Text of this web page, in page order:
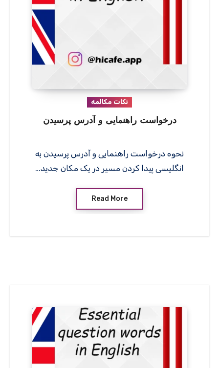
نکات مکالمه
درخواست راهنمایی و آدرس پرسیدن
نحوه درخواست راهنمایی و آدرس پرسیدن به
انگلیسی پیدا کردن مسیر در یک مکان جدید…
Read More